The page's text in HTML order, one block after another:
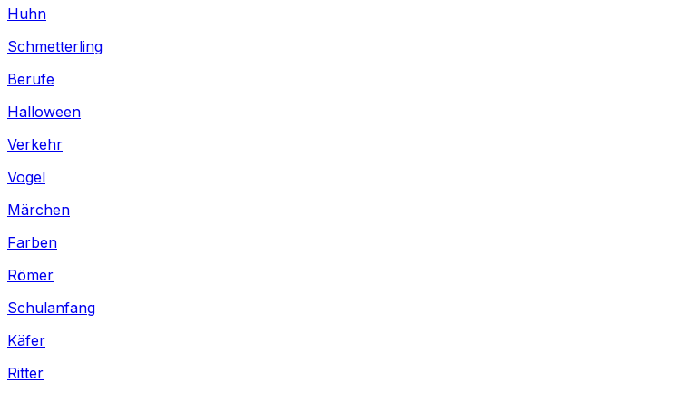
Huhn
Schmetterling
Berufe
Halloween
Verkehr
Vogel
Märchen
Farben
Römer
Schulanfang
Käfer
Ritter